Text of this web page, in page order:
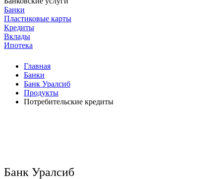
Банки
Пластиковые карты
Кредиты
Вклады
Ипотека
Главная
Банки
Банк Уралсиб
Продукты
Потребительские кредиты
Банк Уралсиб